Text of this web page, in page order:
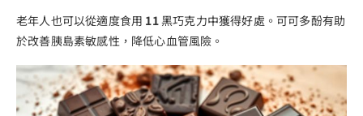
老年人也可以從適度食用 11黑巧克力中獲得好處。可可多酚有助
於改善胰島素敏感性，降低心血管風險。